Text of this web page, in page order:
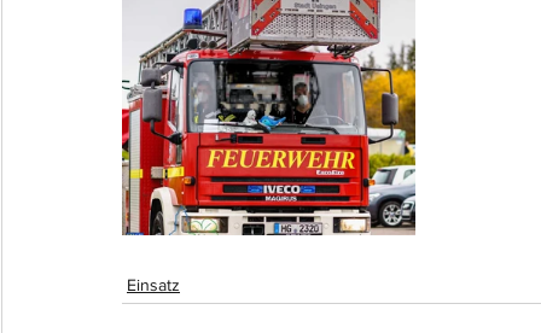
Einsatz